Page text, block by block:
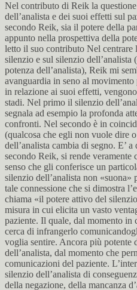
Nel contributo di Reik la
dell’analista e dei suoi effetti sul
secondo Reik, sia il potere della
appunto nella prospettiva della
letto il suo contributo Nel centrare
silenzio e sul silenzio dell’analista
potenza dell’analista), Reik mi
avanguardia in seno al
in relazione ai suoi effetti,
stadi. Nel primo il silenzio
segnala ad esempio la profonda
confronti. Nel secondo è in
(qualcosa che egli non vuole dire
dell’analista cambia di segno. E’
secondo Reik, si rende veramente
senso che gli conferisce un
silenzio dell’analista non «suona»
tale connessione che si dimostra
chiama «il potere attivo del
misura in cui elicita un vasto
paziente. Il quale, dal momento in
cerca di infrangerlo
voglia sentire. Ancora più potente
dell’analista, dal momento che
comunicazioni del paziente.
silenzio dell’analista di
della negazione, della mancanza